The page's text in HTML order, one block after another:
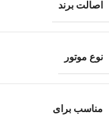
اصالت برند
نوع موتور
مناسب برای